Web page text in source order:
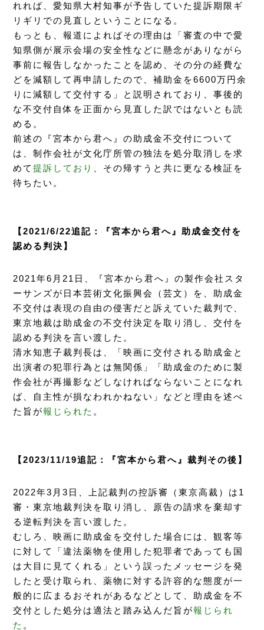
れれば、愛知県大村知事が予告していた提訴期限ギ
リギリでの見直しということになる。
もっとも、報道によればその理由は「審査の中で愛
知県側が展示会場の安全性などに懸念がありながら
事前に報告しなかったことを認め、その分の経費な
どを減額して再申請したので、補助金を6600万円余
りに減額して交付する」と説明されており、事後的
な不交付自体を正面から見直した訳ではないとも読
める。
前述の『宮本から君へ』の助成金不交付について
は、制作会社が文化庁所管の独法を処分取消しを求
めて提訴しており
、その帰すうと共に更なる検証を
待ちたい。
【2021/6/22追記：『宮本から君へ』助成金交付を
認める判決】
2021年6月21日、『宮本から君へ』の製作会社スタ
ーサンズが日本芸術文化振興会（芸文）を、助成金
不交付は表現の自由の侵害だと訴えていた裁判で、
東京地裁は助成金の不交付決定を取り消し、交付を
認める判決を言い渡した。
清水知恵子裁判長は、「映画に交付される助成金と
出演者の犯罪行為とは無関係」「助成金のために製
作会社が再撮影などしなければならないことになれ
ば、自主性が損なわれかねない」などと理由を述べ
た旨が報じられた 。
【2023/11/19追記：『宮本から君へ』裁判その後】
2022年3月3日、上記裁判の控訴審（東京高裁）は1
審・東京地裁判決を取り消し、原告の請求を棄却す
る逆転判決を言い渡した。
むしろ、映画に助成金を交付した場合には、観客等
に対して「違法薬物を使用した犯罪者であっても国
は大目に見てくれる」という誤ったメッセージを発
したと受け取られ、薬物に対する許容的な態度が一
般的に広まるおそれがあるなどとして、助成金を不
交付とした処分は適法と踏み込んだ旨が報じられ
た 。